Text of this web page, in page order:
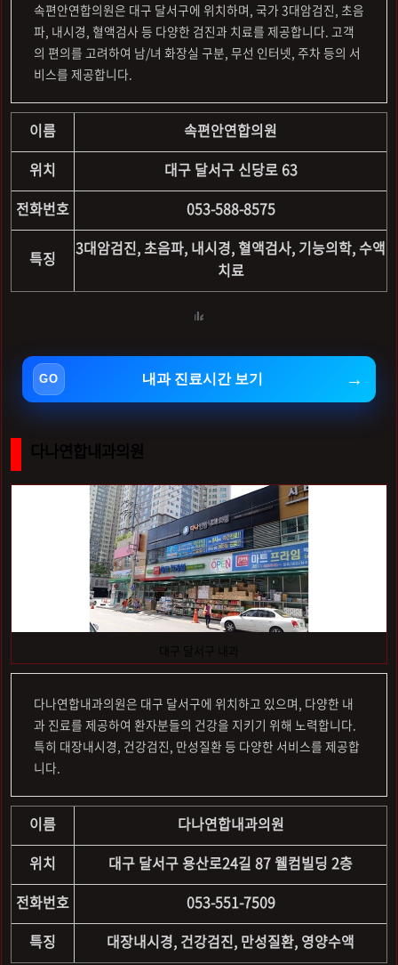
속편안연합의원은 대구 달서구에 위치하며, 국가 3대암검진, 초음
파, 내시경, 혈액검사 등 다양한 검진과 치료를 제공합니다. 고객
의 편의를 고려하여 남/녀 화장실 구분, 무선 인터넷, 주차 등의 서
비스를 제공합니다.
이름
속편안연합의원
위치
대구 달서구 신당로 63
전화번호
053-588-8575
특징
3대암검진, 초음파, 내시경, 혈액검사, 기능의학, 수액
치료
내과 진료시간 보기
다나연합내과의원
대구 달서구 내과
다나연합내과의원은 대구 달서구에 위치하고 있으며, 다양한 내
과 진료를 제공하여 환자분들의 건강을 지키기 위해 노력합니다.
특히 대장내시경, 건강검진, 만성질환 등 다양한 서비스를 제공합
니다.
이름
다나연합내과의원
위치
대구 달서구 용산로24길 87 웰컴빌딩 2층
전화번호
053-551-7509
특징
대장내시경, 건강검진, 만성질환, 영양수액